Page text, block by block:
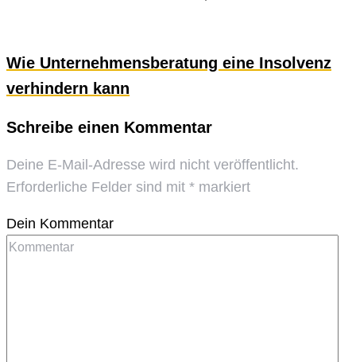
Wie Unternehmensberatung eine Insolvenz
verhindern kann
Schreibe einen Kommentar
Deine E-Mail-Adresse wird nicht veröffentlicht.
Erforderliche Felder sind mit * markiert
Dein Kommentar